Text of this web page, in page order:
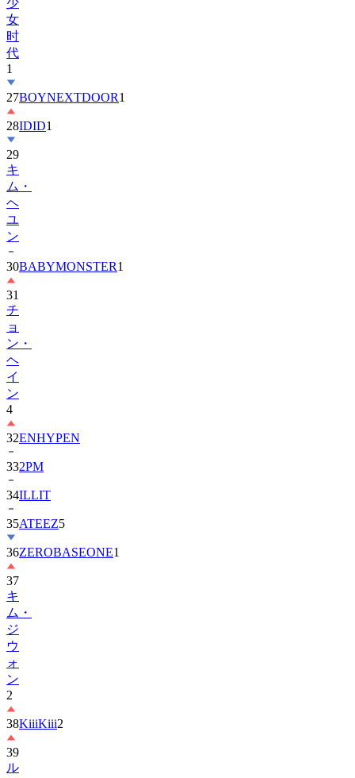
时
代
1
27
28IDID1
29
キ
ム・
ヘ
ユ
ン
30
31
チ
ョ
ン・
ヘ
イ
ン
4
32
332PM
34ILLIT
35ATEEZ
36ZEROBASEONE
37
キ
ム・
ジ
ウ
ォ
ン
2
38
39
ル
セ
ラ